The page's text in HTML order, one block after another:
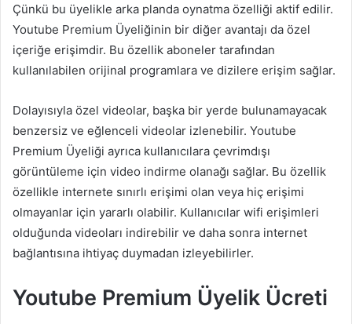
Çünkü bu üyelikle arka planda oynatma özelliği aktif edilir.
Youtube Premium Üyeliğinin bir diğer avantajı da özel
içeriğe erişimdir. Bu özellik aboneler tarafından
kullanılabilen orijinal programlara ve dizilere erişim sağlar.
Dolayısıyla özel videolar, başka bir yerde bulunamayacak
benzersiz ve eğlenceli videolar izlenebilir. Youtube
Premium Üyeliği ayrıca kullanıcılara çevrimdışı
görüntüleme için video indirme olanağı sağlar. Bu özellik
özellikle internete sınırlı erişimi olan veya hiç erişimi
olmayanlar için yararlı olabilir. Kullanıcılar wifi erişimleri
olduğunda videoları indirebilir ve daha sonra internet
bağlantısına ihtiyaç duymadan izleyebilirler.
Youtube Premium Üyelik Ücreti